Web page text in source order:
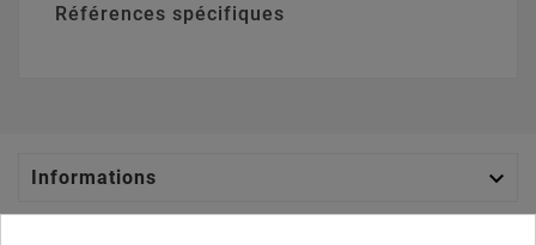
Références spécifiques
Informations 